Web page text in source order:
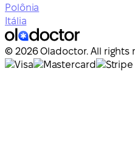
Polônia
Itália
© 2026 Oladoctor. All rights